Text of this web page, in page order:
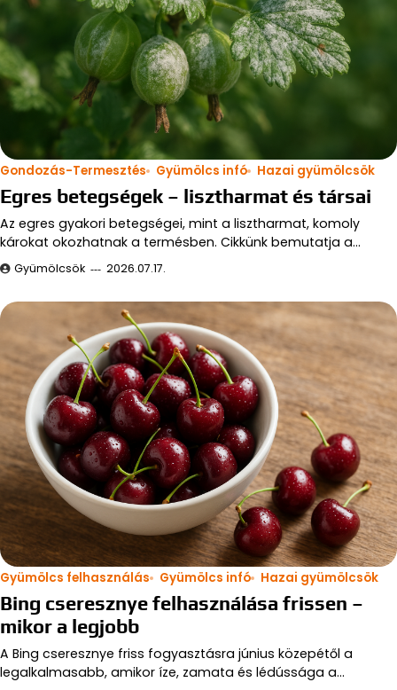
Gondozás-Termesztés Gyümölcs infó Hazai gyümölcsök
Egres betegségek – lisztharmat és társai
Az egres gyakori betegségei, mint a lisztharmat, komoly
károkat okozhatnak a termésben. Cikkünk bemutatja a…
Gyümölcsök 2026.07.17.
Gyümölcs felhasználás Gyümölcs infó Hazai gyümölcsök
Bing cseresznye felhasználása frissen –
mikor a legjobb
A Bing cseresznye friss fogyasztásra június közepétől a
legalkalmasabb, amikor íze, zamata és lédússága a…